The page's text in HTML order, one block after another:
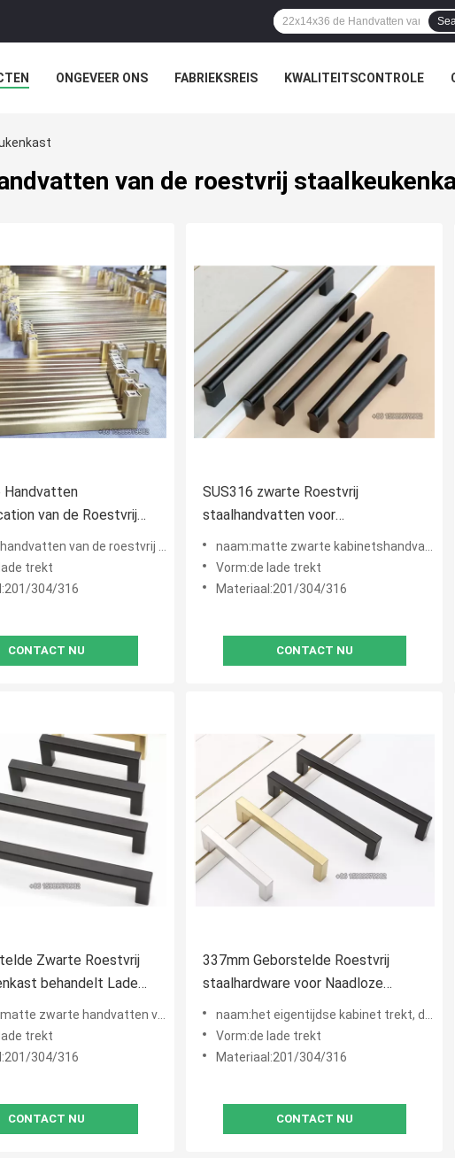
ONGEVEER ONS FABRIEKSREIS KWALITEITSCONTROLE
van de roestvrij
Handvatten
van de Roestvrij
van de roestvrij staalkeukenkast
trekt
304/316
CONTACT NU
SUS316 zwarte Roestvrij
staalhandvatten voor
Keukenkasten Matt Finished
naam:matte zwarte kabinetshandvatten, de moderne hardware van het steen zwarte kabinet
Vorm:de lade trekt
Materiaal:201/304/316
CONTACT NU
Zwarte Roestvrij
behandelt Lade
Gaten
handvatten van de keukendeur, mat zwart kabinet trekt
trekt
304/316
CONTACT NU
337mm Geborstelde Roestvrij
staalhardware voor Naadloze
Keukenkasten
naam:het eigentijdse kabinet trekt, de deurhandvatten van het roestvrij staalkabinet
Vorm:de lade trekt
Materiaal:201/304/316
CONTACT NU